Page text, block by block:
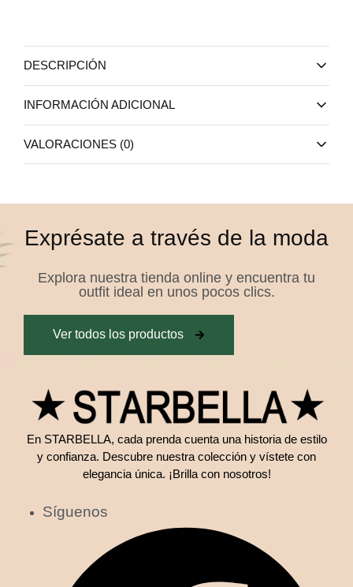
DESCRIPCIÓN
INFORMACIÓN ADICIONAL
VALORACIONES (0)
Exprésate a través de la moda
Explora nuestra tienda online y encuentra tu
outfit ideal en unos pocos clics.
Ver todos los productos
En STARBELLA, cada prenda cuenta una historia de estilo
y confianza. Descubre nuestra colección y vístete con
elegancia única. ¡Brilla con nosotros!
Síguenos